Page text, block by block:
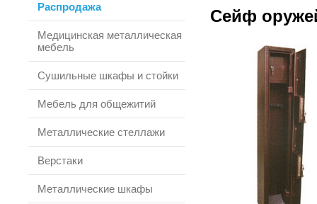
Распродажа
Медицинская металлическая
мебель
Сушильные шкафы и стойки
Мебель для общежитий
Металлические стеллажи
Верстаки
Металлические шкафы
Сейф